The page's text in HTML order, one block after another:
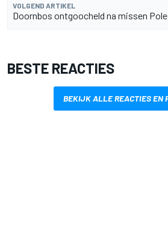
VOLGEND ARTIKEL
Doornbos ontgoocheld na missen
BESTE REACTIES
BEKIJK ALLE REACTIES EN